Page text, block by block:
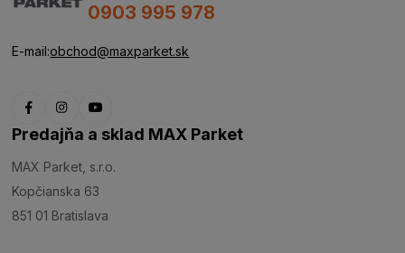
0903 995 978
E-mail:obchod@maxparket.sk
Predajňa a sklad MAX Parket
MAX Parket, s.r.o.
Kopčianska 63
851 01 Bratislava